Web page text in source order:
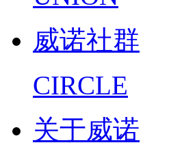
威诺社群
CIRCLE
关于威诺